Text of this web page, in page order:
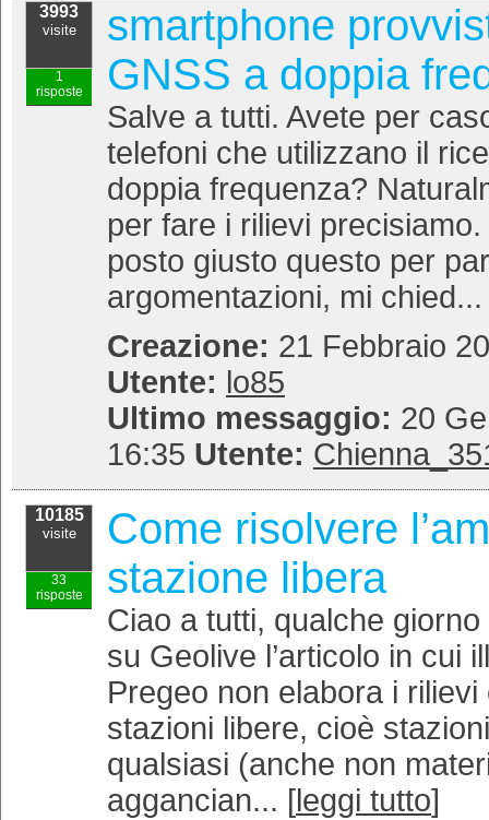
3993
visite
1
risposte
smartphone
GNSS a doppia
Salve a tutti. Avete per
telefoni che utilizzano il
doppia frequenza?
per fare i rilievi
posto giusto questo per
argomentazioni, mi chied...
Creazione: 21 Febbraio
Utente: lo85
Ultimo messaggio: 20
16:35 Utente:
10185
visite
33
risposte
Come risolvere
stazione libera
Ciao a tutti, qualche
su Geolive l’articolo in cui
Pregeo non elabora i
stazioni libere, cioè
qualsiasi (anche non
aggancian... [ leggi tutto]